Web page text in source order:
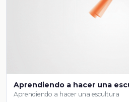
Aprendiendo a hacer una
Aprendiendo a hacer una escultura